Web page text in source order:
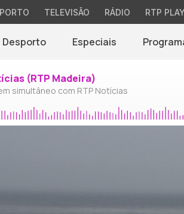
TELEVISÃO RÁDIO RTP PLAY
Desporto Especiais
(RTP Madeira)
simultâneo com RTP Notícias